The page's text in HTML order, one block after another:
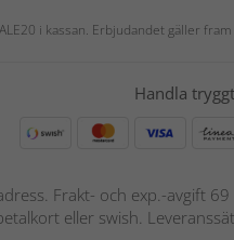
i kassan. Erbjudandet gäller
Handla
Frakt- och exp.-avgift
eller swish.